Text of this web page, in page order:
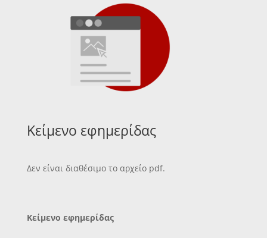
Κείμενο εφημερίδας
Δεν είναι διαθέσιμο το αρχείο pdf.
Κείμενο εφημερίδας